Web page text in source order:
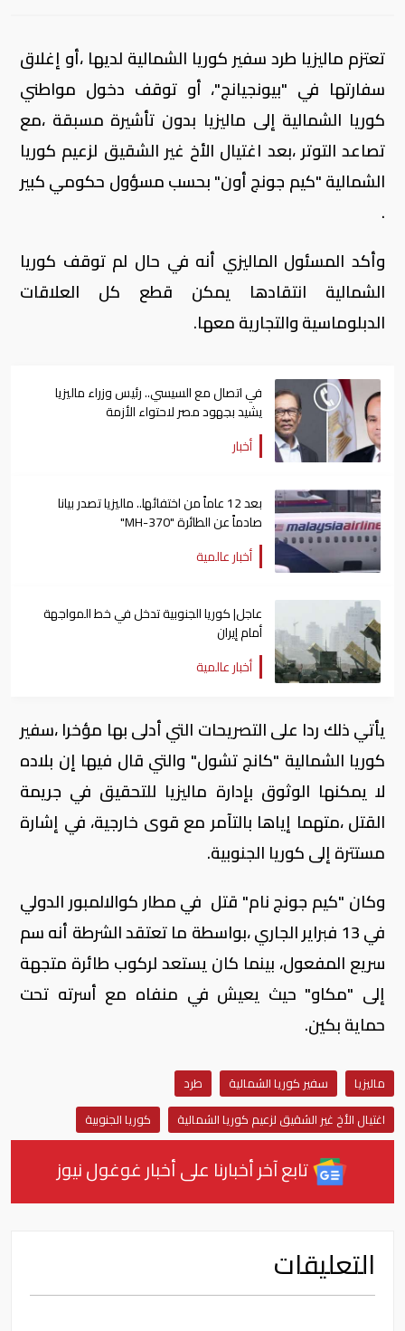
تعتزم ماليزيا طرد سفير كوريا الشمالية لديها ،أو إغلاق
سفارتها في "بيونجيانج"، أو توقف دخول مواطني
كوريا الشمالية إلى ماليزيا بدون تأشيرة مسبقة ،مع
تصاعد التوتر ،بعد اغتيال الأخ غير الشقيق لزعيم كوريا
الشمالية "كيم جونج أون" بحسب مسؤول حكومي كبير
.
وأكد المسئول الماليزي أنه في حال لم توقف كوريا
الشمالية انتقادها يمكن قطع كل العلاقات
الدبلوماسية والتجارية معها.
في اتصال مع السيسي.. رئيس وزراء ماليزيا
يشيد بجهود مصر لاحتواء الأزمة
أخبار
بعد 12 عاماً من اختفائها.. ماليزيا تصدر بيانا
صادماً عن الطائرة "MH-370"
أخبار عالمية
عاجل| كوريا الجنوبية تدخل في خط المواجهة
أمام إيران
أخبار عالمية
يأتي ذلك ردا على التصريحات التي أدلى بها مؤخرا ،سفير
كوريا الشمالية "كانج تشول" والتي قال فيها إن بلاده
لا يمكنها الوثوق بإدارة ماليزيا للتحقيق في جريمة
القتل ،متهما إياها بالتآمر مع قوى خارجية، في إشارة
مستترة إلى كوريا الجنوبية.
وكان "كيم جونج نام" قتل في مطار كوالالمبور الدولي
في 13 فبراير الجاري ،بواسطة ما تعتقد الشرطة أنه سم
سريع المفعول، بينما كان يستعد لركوب طائرة متجهة
إلى "مكاو" حيث يعيش في منفاه مع أسرته تحت
حماية بكين.
ماليزيا سفير كوريا الشمالية
طرد
اغتيال الأخ غير الشقيق لزعيم كوريا الشمالية
كوريا الجنوبية
تابع آخر أخبارنا على أخبار غوغول نيوز
التعليقات